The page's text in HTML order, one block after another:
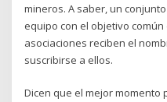
mineros. A saber, un
equipo con el objetivo
asociaciones reciben el
suscribirse a ellos.
Dicen que el mejor momento